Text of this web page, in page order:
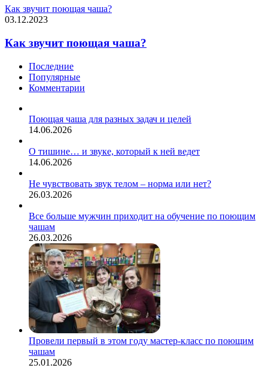
Как звучит поющая чаша?
03.12.2023
Как звучит поющая чаша?
Последние
Популярные
Комментарии
Поющая чаша для разных задач и целей
14.06.2026
О тишине… и звуке, который к ней ведет
14.06.2026
Не чувствовать звук телом – норма или нет?
26.03.2026
Все больше мужчин приходит на обучение по поющим
чашам
26.03.2026
Провели первый в этом году мастер-класс по поющим
чашам
25.01.2026